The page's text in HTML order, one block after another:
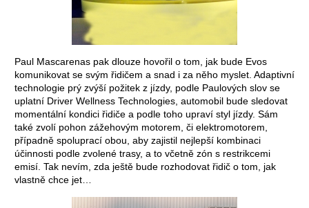
Paul Mascarenas pak dlouze hovořil o tom, jak bude Evos
komunikovat se svým řidičem a snad i za něho myslet. Adaptivní
technologie prý zvýší požitek z jízdy, podle Paulových slov se
uplatní Driver Wellness Technologies, automobil bude sledovat
momentální kondici řidiče a podle toho upraví styl jízdy. Sám
také zvolí pohon zážehovým motorem, či elektromotorem,
případně spoluprací obou, aby zajistil nejlepší kombinaci
účinnosti podle zvolené trasy, a to včetně zón s restrikcemi
emisí. Tak nevím, zda ještě bude rozhodovat řidič o tom, jak
vlastně chce jet…